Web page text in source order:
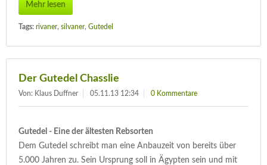
Mehr lesen
Tags: rivaner, silvaner, Gutedel
Der Gutedel Chasslie
Von: Klaus Duffner 05.11.13 12:34 0 Kommentare
Gutedel - Eine der ältesten Rebsorten
Dem Gutedel schreibt man eine Anbauzeit von bereits über
5.000 Jahren zu. Sein Ursprung soll in Ägypten sein und mit